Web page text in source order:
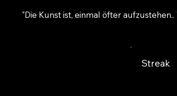
"Die Kunst ist, einmal öfter aufzustehen..
Streak